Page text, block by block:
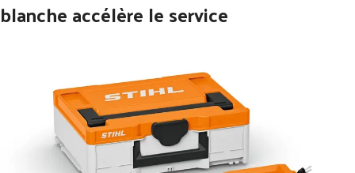
blanche accélère le service